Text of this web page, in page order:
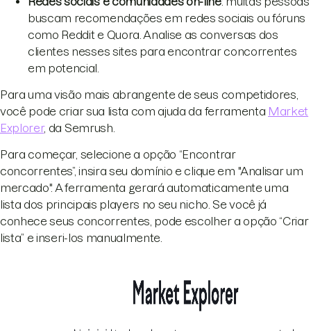
buscam recomendações em redes sociais ou fóruns
como Reddit e Quora. Analise as conversas dos
clientes nesses sites para encontrar concorrentes
em potencial.
Para uma visão mais abrangente de seus competidores,
você pode criar sua lista com ajuda da ferramenta Market
Explorer, da Semrush.
Para começar, selecione a opção “Encontrar
concorrentes”, insira seu domínio e clique em "Analisar um
mercado". A ferramenta gerará automaticamente uma
lista dos principais players no seu nicho. Se você já
conhece seus concorrentes, pode escolher a opção “Criar
lista” e inseri-los manualmente.